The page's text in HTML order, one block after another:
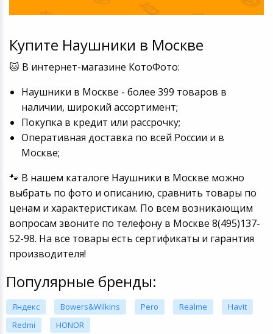
Купите Наушники в Москве
🐱 В интернет-магазине КотоФото:
Наушники в Москве - более 399 товаров в
наличии, широкий ассортимент;
Покупка в кредит или рассрочку;
Оперативная доставка по всей России и в
Москве;
🐾 В нашем каталоге Наушники в Москве можно
выбрать по фото и описанию, сравнить товары по
ценам и характеристикам. По всем возникающим
вопросам звоните по телефону в Москве 8(495)137-
52-98. На все товары есть сертификаты и гарантия
производителя!
Популярные бренды:
Яндекс Bowers&Wilkins Pero Realme
Havit
Redmi
HONOR